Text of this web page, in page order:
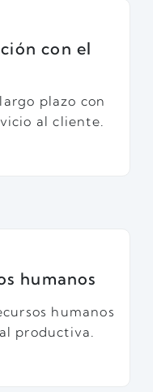
con el
plazo con
al cliente.
humanos
humanos
productiva.